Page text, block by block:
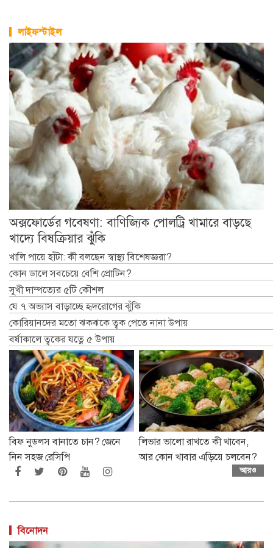
অক্সফোর্ডের গবেষণা: বাণিজ্যিক পোলট্রি খামারে বাড়ছে
খাদ্যে বিষক্রিয়ার ঝুঁকি
খালি পায়ে হাঁটা: কী বলছেন স্বাস্থ্য বিশেষজ্ঞরা?
কোন ডালে সবচেয়ে বেশি প্রোটিন?
সুখী দাম্পত্যের ৫টি কৌশল
যে ৭ অভ্যাস বাড়াচ্ছে হৃদরোগের ঝুঁকি
কোরিয়ানদের মতো ঝকঝকে ত্বক পেতে নানা উপায়
বর্ষাকালে ত্বকের যত্নে ৫ উপায়
বিফ নুডলস বানাতে চান? জেনে
নিন সহজ রেসিপি
আর কোন খাবার এড়িয়ে চলবেন?
বিনোদন
সপ্তাহেই বাজিমাত, আয়ের শিখরে স্পাইডার-ম্যান